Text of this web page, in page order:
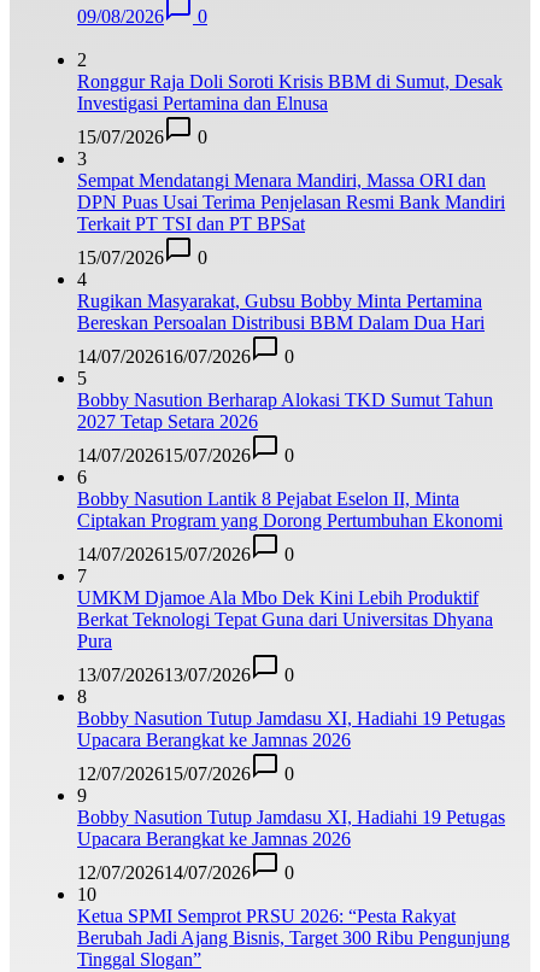
09/08/2026
0
2
Ronggur Raja Doli Soroti Krisis BBM di Sumut, Desak
Investigasi Pertamina dan Elnusa
15/07/2026
0
3
Sempat Mendatangi Menara Mandiri, Massa ORI dan
DPN Puas Usai Terima Penjelasan Resmi Bank Mandiri
Terkait PT TSI dan PT BPSat
15/07/2026
0
4
Rugikan Masyarakat, Gubsu Bobby Minta Pertamina
Bereskan Persoalan Distribusi BBM Dalam Dua Hari
14/07/202616/07/2026
0
5
Bobby Nasution Berharap Alokasi TKD Sumut Tahun
2027 Tetap Setara 2026
14/07/202615/07/2026
0
6
Bobby Nasution Lantik 8 Pejabat Eselon II, Minta
Ciptakan Program yang Dorong Pertumbuhan Ekonomi
14/07/202615/07/2026
0
7
UMKM Djamoe Ala Mbo Dek Kini Lebih Produktif
Berkat Teknologi Tepat Guna dari Universitas Dhyana
Pura
13/07/202613/07/2026
0
8
Bobby Nasution Tutup Jamdasu XI, Hadiahi 19 Petugas
Upacara Berangkat ke Jamnas 2026
12/07/202615/07/2026
0
9
Bobby Nasution Tutup Jamdasu XI, Hadiahi 19 Petugas
Upacara Berangkat ke Jamnas 2026
12/07/202614/07/2026
0
10
Ketua SPMI Semprot PRSU 2026: “Pesta Rakyat
Berubah Jadi Ajang Bisnis, Target 300 Ribu Pengunjung
Tinggal Slogan”